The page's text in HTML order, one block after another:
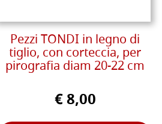
Pezzi TONDI in legno di
tiglio, con corteccia, per
pirografia diam 20-22 cm
€ 8,00